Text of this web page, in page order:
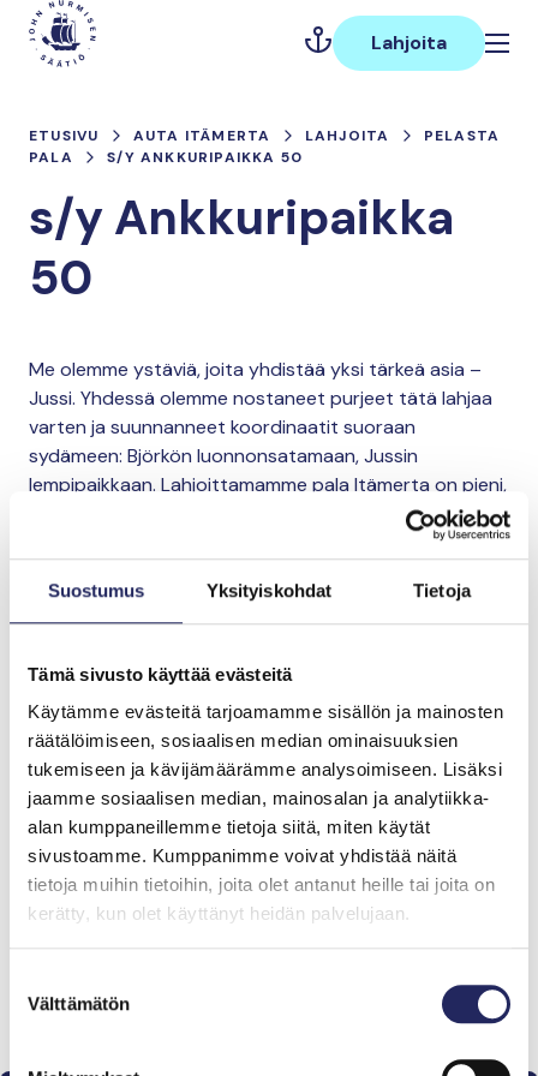
Suostumus Yksityiskohdat Tietoja
Tämä sivusto käyttää evästeitä
Käytämme evästeitä tarjoamamme sisällön ja mainosten
räätälöimiseen, sosiaalisen median ominaisuuksien
tukemiseen ja kävijämäärämme analysoimiseen. Lisäksi
jaamme sosiaalisen median, mainosalan ja analytiikka-
alan kumppaneillemme tietoja siitä, miten käytät
sivustoamme. Kumppanimme voivat yhdistää näitä
tietoja muihin tietoihin, joita olet antanut heille tai joita on
kerätty, kun olet käyttänyt heidän palvelujaan.
valinta
Välttämätön
Hyppää
sisältöön
Päävalikko
Lahjoita
ETUSIVU AUTA ITÄMERTA LAHJOITA
PELASTA
PALA
S/Y ANKKURIPAIKKA 50
s/y Ankkuripaikka
50
Me olemme ystäviä, joita yhdistää yksi tärkeä asia –
Jussi. Yhdessä olemme nostaneet purjeet tätä lahjaa
varten ja suunnanneet koordinaatit suoraan
sydämeen: Björkön luonnonsatamaan, Jussin
lempipaikkaan. Lahjoittamamme pala Itämerta on pieni,
mutta merkityksellinen – aivan kuten ne hetket, jotka
Tiimin lahjoitukset yhteensä:
0 €
Tiimille tehdyt
lahjoitukset
Lahjoita ja liity tähän tiimiin